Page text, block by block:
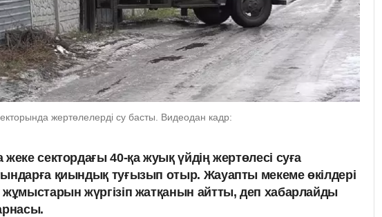
жертөлелерді су басты. Видеодан кадр:
жеке сектордағы 40-қа жуық үйдің жертөлесі суға
қиындық туғызып отыр. Жауапты мекеме өкілдері
жұмыстарын жүргізіп жатқанын айтты, деп хабарлайды